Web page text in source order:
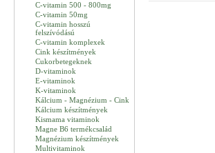
C-vitamin 500 - 800mg
C-vitamin 50mg
C-vitamin hosszú
felszívódású
C-vitamin komplexek
Cink készítmények
Cukorbetegeknek
D-vitaminok
E-vitaminok
K-vitaminok
Kálcium - Magnézium - Cink
Kálcium készítmények
Kismama vitaminok
Magne B6 termékcsalád
Magnézium készítmények
Multivitaminok